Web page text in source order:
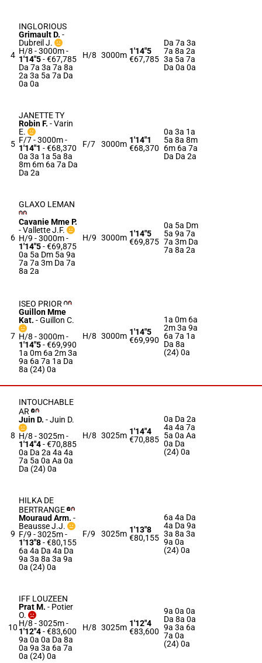
4
INGLORIOUS
Grimault D. -
Dubreil J.
H/8 - 3000m-
1'14"5- €67,785
Da 7a 3a 7a 8a
2a 3a 5a 7a Da
0a 0a
H/8 3000m 1'14"5
€67,785
Da 7a 3a
7a 8a 2a
3a 5a 7a
Da 0a 0a
5
JANETTE TY
Robin F. -Varin
E.
F/7 - 3000m-
1'14"1 - €68,370
0a 3a 1a 5a 8a
8m 6m 6a 7a Da
Da 2a
F/7 3000m 1'14"1
€68,370
0a 3a 1a
5a 8a 8m
6m 6a 7a
Da Da 2a
6
GLAXO LEMAN
Cavanie Mme P.
-Vallette J.F.
H/9 - 3000m-
1'14"5- €69,875
0a 5a Dm 5a 9a
7a 7a 3m Da 7a
8a 2a
H/9 3000m 1'14"5
€69,875
0a 5a Dm
5a 9a 7a
7a 3m Da
7a 8a 2a
7
ISEO PRIOR
Guillon Mme
Kat. -Guillon C.
H/8 - 3000m-
1'14"5- €69,990
1a 0m 6a 2m 3a
9a 6a 7a 1a Da
8a (24) 0a
H/8 3000m 1'14"5
€69,990
1a 0m 6a
2m 3a 9a
6a 7a 1a
Da 8a
(24) 0a
8
INTOUCHABLE
AR
Juin D. -Juin D.
H/8 - 3025m-
1'14"4- €70,885
0a Da 2a 4a 4a
7a 5a 0a Aa 0a
Da (24) 0a
H/8 3025m 1'14"4
€70,885
0a Da 2a
4a 4a 7a
5a 0a Aa
0a Da
(24) 0a
9
HILKA DE
BERTRANGE
Mouraud Arm. -
Beausse J.J.
F/9 - 3025m-
1'13"8- €80,155
6a 4a Da 4a Da
9a 3a 8a 3a 9a
0a (24) 0a
F/9 3025m 1'13"8
€80,155
6a 4a Da
4a Da 9a
3a 8a 3a
9a 0a
(24) 0a
10
IFF LOUZEEN
Prat M. - Potier
O.
H/8 - 3025m-
1'12"4- €83,600
9a 0a 0a Da 8a
0a 9a 3a 6a 7a
0a (24) 0a
H/8 3025m 1'12"4
€83,600
9a 0a 0a
Da 8a 0a
9a 3a 6a
7a 0a
(24) 0a